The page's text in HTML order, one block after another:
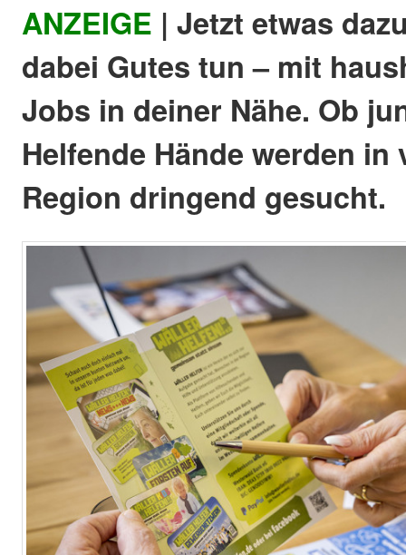
ANZEIGE | Jetzt etwas
dabei Gutes tun – mit
Jobs in deiner Nähe. Ob
Helfende Hände werden
Region dringend gesucht.